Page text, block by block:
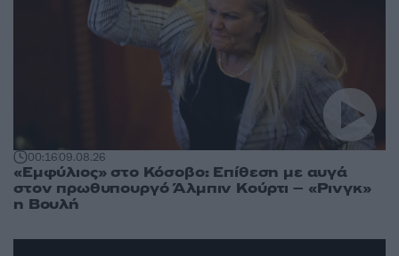
00:1609.08.26
«Εμφύλιος» στο Κόσοβο: Επίθεση με αυγά
στον πρωθυπουργό Άλμπιν Κούρτι – «Ρινγκ»
η Βουλή